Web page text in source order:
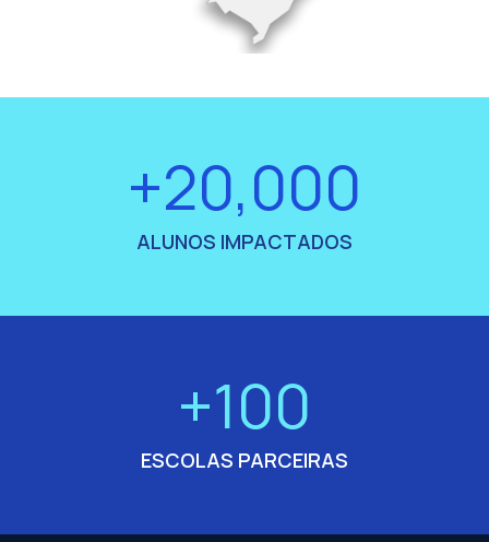
+20,000
ALUNOS IMPACTADOS
+100
ESCOLAS PARCEIRAS